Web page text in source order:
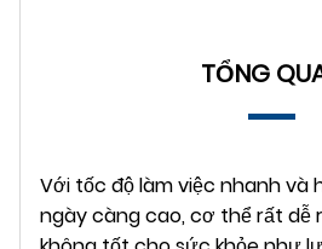
TỔNG
Với tốc độ làm việc nhanh và
ngày càng cao, cơ thể rất dễ